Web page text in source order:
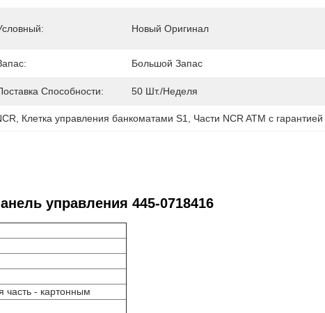
Новый Оригинал
Большой Запас
Способности: 50 Шт./неделя
Клетка управления банкоматами S1 Части NCR ATM с гарантией
управления 445-0718416
часть - картонным